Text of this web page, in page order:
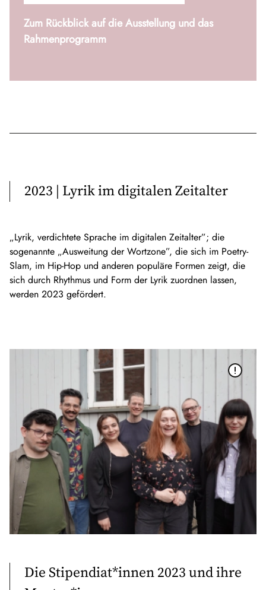
Zum Rückblick auf die Ausstellung und das
Rahmenprogramm
2023 | Lyrik im digitalen Zeitalter
„Lyrik, verdichtete Sprache im digitalen Zeitalter”; die
sogenannte „Ausweitung der Wortzone”, die sich im Poetry-
Slam, im Hip-Hop und anderen populäre Formen zeigt, die
sich durch Rhythmus und Form der Lyrik zuordnen lassen,
werden 2023 gefördert.
Die Stipendiat*innen 2023 und ihre